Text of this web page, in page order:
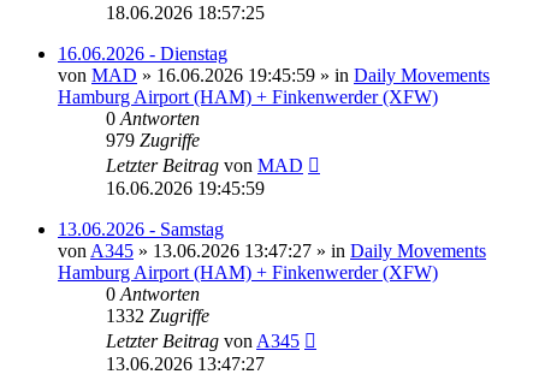
18.06.2026 18:57:25
16.06.2026 - Dienstag
von MAD » 16.06.2026 19:45:59 » in Daily Movements
Hamburg Airport (HAM) + Finkenwerder (XFW)
0 Antworten
979 Zugriffe
Letzter Beitrag von MAD
16.06.2026 19:45:59
13.06.2026 - Samstag
von A345 » 13.06.2026 13:47:27 » in Daily Movements
Hamburg Airport (HAM) + Finkenwerder (XFW)
0 Antworten
1332 Zugriffe
Letzter Beitrag von A345
13.06.2026 13:47:27